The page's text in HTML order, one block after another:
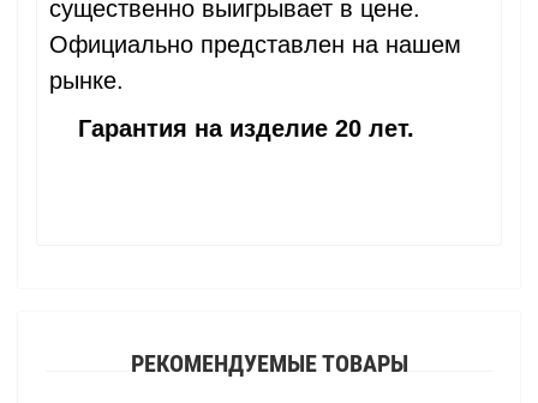
существенно выигрывает в цене.
Официально представлен на нашем
рынке.
Гарантия на изделие 20 лет.
РЕКОМЕНДУЕМЫЕ ТОВАРЫ